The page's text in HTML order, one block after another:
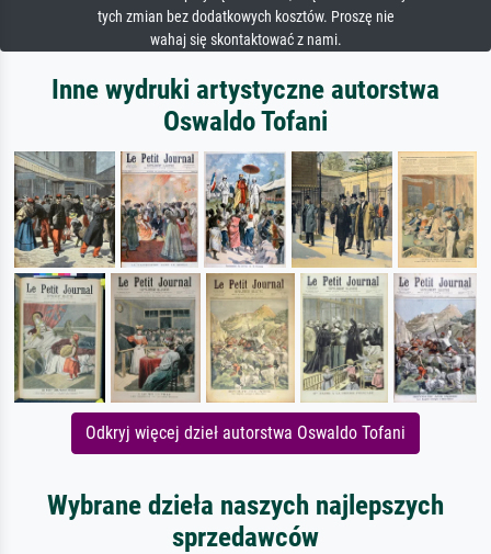
tych zmian bez dodatkowych kosztów. Proszę nie
wahaj się skontaktować z nami.
Inne wydruki artystyczne autorstwa
Oswaldo Tofani
Odkryj więcej dzieł autorstwa Oswaldo Tofani
Wybrane dzieła naszych najlepszych
sprzedawców